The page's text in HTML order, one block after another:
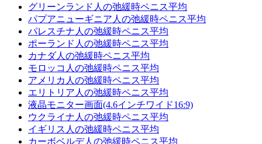
グリーンランド人の弛緩時ペニス平均
パプアニューギニア人の弛緩時ペニス平均
パレスチナ人の弛緩時ペニス平均
ポーランド人の弛緩時ペニス平均
カナダ人の弛緩時ペニス平均
モロッコ人の弛緩時ペニス平均
アメリカ人の弛緩時ペニス平均
エリトリア人の弛緩時ペニス平均
液晶モニター画面(4.6インチワイド16:9)
ウクライナ人の弛緩時ペニス平均
イギリス人の弛緩時ペニス平均
カーボベルデ人の弛緩時ペニス平均